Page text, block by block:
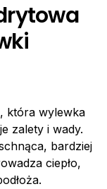
która wylewka
zalety i wady.
bardziej
ciepło,